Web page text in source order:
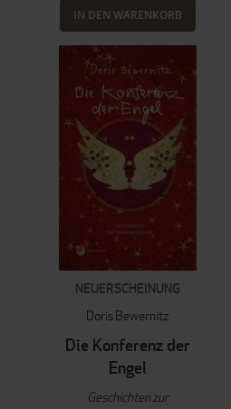
IN DEN WARENKORB
NEUERSCHEINUNG
Doris Bewernitz
Die Konferenz der
Engel
Geschichten zur